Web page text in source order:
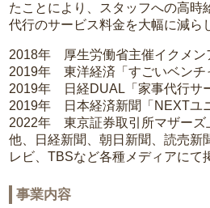
たことにより、スタッフへの高時
代行のサービス料金を大幅に減ら
2018年 厚生労働省主催イクメン
2019年 東洋経済「すごいベンチ
2019年 日経DUAL「家事代行サ
2019年 日本経済新聞「NEXTユ
2022年 東京証券取引所マザーズ
他、日経新聞、朝日新聞、読売新
レビ、TBSなど各種メディアにて
事業内容